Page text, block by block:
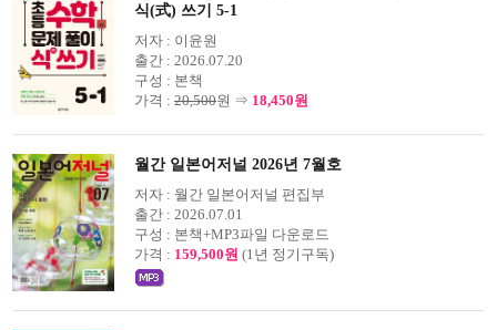
식(式) 쓰기 5-1
저자 : 이윤원
출간 : 2026.07.20
구성 : 본책
가격 : 20,500원 ⇒ 18,450원
월간 일본어저널 2026년 7월호
저자 : 월간 일본어저널 편집부
출간 : 2026.07.01
구성 : 본책+MP3파일 다운로드
가격 : 159,500원 (1년 정기구독)